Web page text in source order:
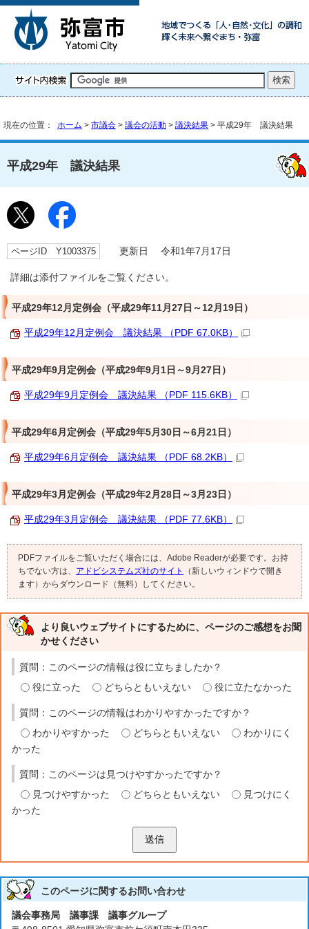
現在の位置： ホーム > 市議会 > 議会の活動 > 議決結果 > 平成29年 議決結果
平成29年 議決結果
ページID Y1003375 更新日 令和1年7月17日
詳細は添付ファイルをご覧ください。
平成29年12月定例会（平成29年11月27日～12月19日）
平成29年12月定例会 議決結果 （PDF 67.0KB）
平成29年9月定例会（平成29年9月1日～9月27日）
平成29年9月定例会 議決結果 （PDF 115.6KB）
平成29年6月定例会（平成29年5月30日～6月21日）
平成29年6月定例会 議決結果 （PDF 68.2KB）
平成29年3月定例会（平成29年2月28日～3月23日）
平成29年3月定例会 議決結果 （PDF 77.6KB）
PDFファイルをご覧いただく場合には、Adobe Readerが必要です。お持
ちでない方は、 アドビシステムズ社のサイト
（新しいウィンドウで開き
ます）からダウンロード（無料）してください。
より良いウェブサイトにするために、ページのご感想をお聞
かせください
質問：このページの情報は役に立ちましたか？
役に立った
どちらともいえない 役に立たなかった
質問：このページの情報はわかりやすかったですか？
わかりやすかった
どちらともいえない
わかりにく
かった
質問：このページは見つけやすかったですか？
見つけやすかった
どちらともいえない
見つけにく
かった
送信
このページに関するお問い合わせ
議会事務局 議事課 議事グループ